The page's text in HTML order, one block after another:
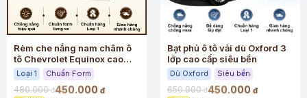
Rèm che nắng nam châm ô
tô Chevrolet Equinox cao
cấp
Loại 1 Chuẩn Form
480.000đ450.000 đ
Bạt phủ ô tô vải dù Oxford 3
lớp cao cấp siêu bền
Dù Oxford Siêu bền
650.000đ450.000 đ